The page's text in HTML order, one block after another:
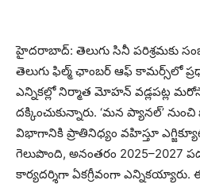
హైదరాబాద్‌: తెలుగు సినీ పరిశ్రమకు
తెలుగు ఫిల్మ్ ఛాంబర్ ఆఫ్ కామర్స్‌లో
ఎన్నికల్లో నిర్మాత మోహన్ వడ్లపట్ల
దక్కించుకున్నారు. ‘మన ప్యానల్’
విభాగానికి ప్రాతినిధ్యం వహిస్తూ
గెలుపొంది, అనంతరం 2025–2027
కార్యదర్శిగా ఏకగ్రీవంగా